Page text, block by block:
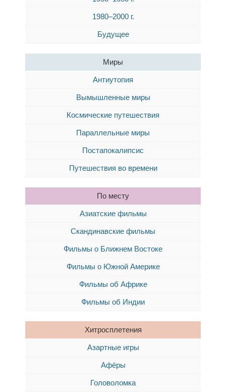
1980–2000 г.
Будущее
Миры
Антиутопия
Вымышленные миры
Космические путешествия
Параллельные миры
Постапокалипсис
Путешествия во времени
По месту
Азиатские фильмы
Скандинавские фильмы
Фильмы о Ближнем Востоке
Фильмы о Южной Америке
Фильмы об Африке
Фильмы об Индии
Хитросплетения
Азартные игры
Афёры
Головоломка